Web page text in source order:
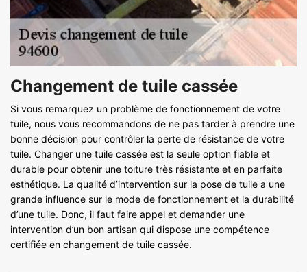
Changement de tuile cassée
Si vous remarquez un problème de fonctionnement de votre
tuile, nous vous recommandons de ne pas tarder à prendre une
bonne décision pour contrôler la perte de résistance de votre
tuile. Changer une tuile cassée est la seule option fiable et
durable pour obtenir une toiture très résistante et en parfaite
esthétique. La qualité d’intervention sur la pose de tuile a une
grande influence sur le mode de fonctionnement et la durabilité
d’une tuile. Donc, il faut faire appel et demander une
intervention d’un bon artisan qui dispose une compétence
certifiée en changement de tuile cassée.